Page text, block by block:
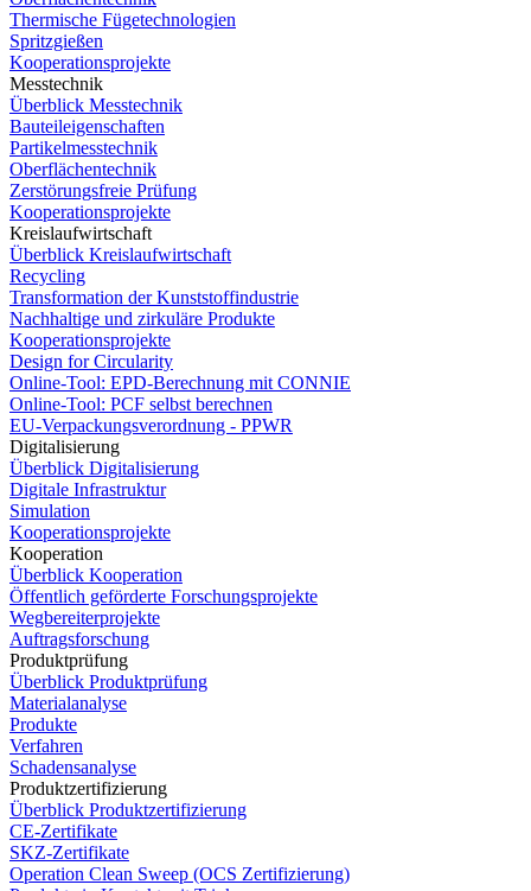
Thermische Fügetechnologien
Spritzgießen
Kooperationsprojekte
Messtechnik
Überblick Messtechnik
Bauteileigenschaften
Partikelmesstechnik
Oberflächentechnik
Zerstörungsfreie Prüfung
Kooperationsprojekte
Kreislaufwirtschaft
Überblick Kreislaufwirtschaft
Recycling
Transformation der Kunststoffindustrie
Nachhaltige und zirkuläre Produkte
Kooperationsprojekte
Design for Circularity
Online-Tool: EPD-Berechnung mit CONNIE
Online-Tool: PCF selbst berechnen
EU-Verpackungsverordnung - PPWR
Digitalisierung
Überblick Digitalisierung
Digitale Infrastruktur
Simulation
Kooperationsprojekte
Kooperation
Überblick Kooperation
Öffentlich geförderte Forschungsprojekte
Wegbereiterprojekte
Auftragsforschung
Produktprüfung
Überblick Produktprüfung
Materialanalyse
Produkte
Verfahren
Schadensanalyse
Produktzertifizierung
Überblick Produktzertifizierung
CE-Zertifikate
SKZ-Zertifikate
Operation Clean Sweep (OCS Zertifizierung)